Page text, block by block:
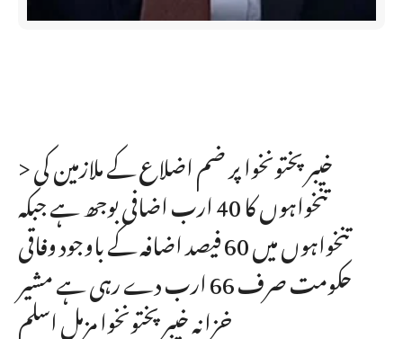
> خیبرپختونخوا پر ضم اضلاع کے ملازمین کی
تنخواہوں کا 40 ارب اضافی بوجھ ہے جبکہ
تنخواہوں میں 60 فیصد اضافہ کے باوجود وفاقی
حکومت صرف 66 ارب دے رہی ہے مشیر
خزانہ خیبرپختونخوا مزمل اسلم